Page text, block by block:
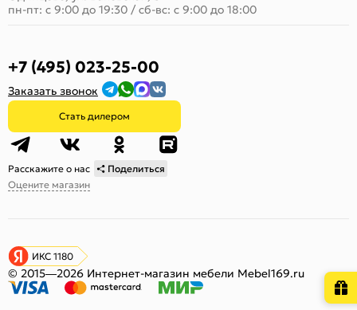
пн-пт: с 9:00 до 19:30 / сб-вс: с 9:00 до 18:00
+7 (495) 023-25-00
Заказать звонок
Стать дилером
Расскажите о нас
Поделиться
Оцените магазин
ИКС 1180
© 2015—2026 Интернет-магазин мебели Mebel169.ru